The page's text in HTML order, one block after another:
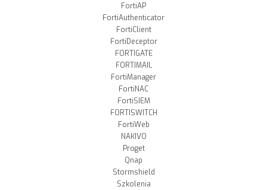
FortiAP
FortiAuthenticator
FortiClient
FortiDeceptor
FORTIGATE
FORTIMAIL
FortiManager
FortiNAC
FortiSIEM
FORTISWITCH
FortiWeb
NAKIVO
Proget
Qnap
Stormshield
Szkolenia